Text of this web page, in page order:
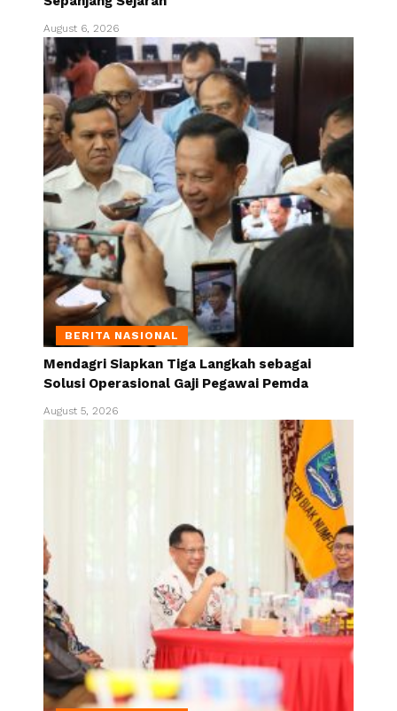
August 6, 2026
BERITA NASIONAL
Mendagri Siapkan Tiga Langkah sebagai
Solusi Operasional Gaji Pegawai Pemda
August 5, 2026